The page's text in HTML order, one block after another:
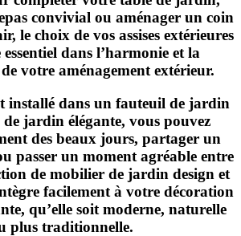
convivial ou aménager un coin
le choix de vos assises extérieures
dans l’harmonie et la
votre aménagement extérieur.
installé dans un fauteuil de jardin
de jardin élégante, vous pouvez
des beaux jours, partager un
passer un moment agréable entre
de mobilier de jardin design et
facilement à votre décoration
qu’elle soit moderne, naturelle
plus traditionnelle.